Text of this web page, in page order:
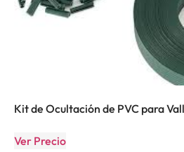
Kit de Ocultación de PVC para
Ver Precio